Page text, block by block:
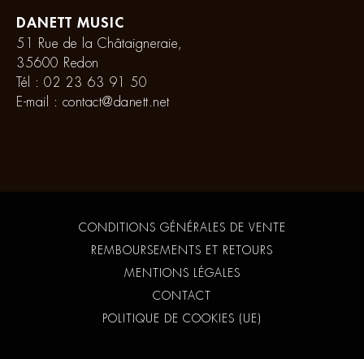
DANETT MUSIC
51 Rue de la Châtaigneraie,
35600 Redon
Tél : 02 23 63 91 50
E-mail : contact@danett.net
CONDITIONS GÉNÉRALES DE VENTE
REMBOURSEMENTS ET RETOURS
MENTIONS LÉGALES
CONTACT
POLITIQUE DE COOKIES (UE)